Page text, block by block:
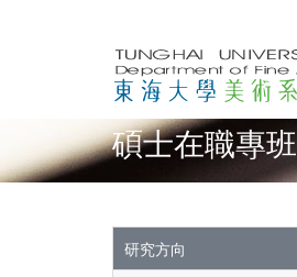
碩士在職專班
研究方向